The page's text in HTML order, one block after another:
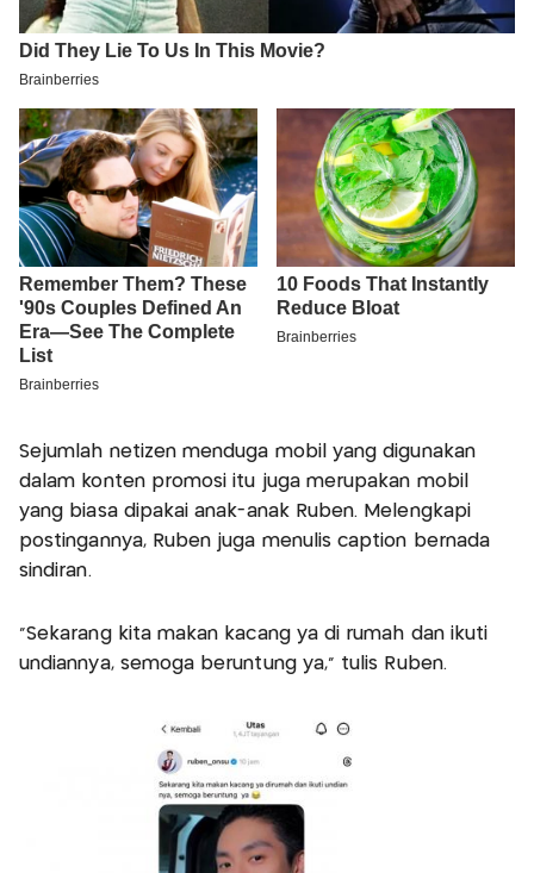
Sejumlah netizen menduga mobil yang digunakan
dalam konten promosi itu juga merupakan mobil
yang biasa dipakai anak-anak Ruben. Melengkapi
postingannya, Ruben juga menulis caption bernada
sindiran.
“Sekarang kita makan kacang ya di rumah dan ikuti
undiannya, semoga beruntung ya,” tulis Ruben.